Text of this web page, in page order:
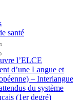
santé
l’ELCE
d’une Langue et
– Interlangue
du système
(1er degré)